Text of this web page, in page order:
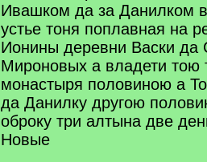
Ивашком да за Данилком
устье тоня поплавная на
Ионины деревни Васки да
Мироновых а владети тою
монастыря половиною а
да Данилку другою
оброку три алтына две
Новые